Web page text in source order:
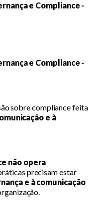
e Compliance -
e Compliance -
sobre compliance feita
e à
não opera
precisam estar
e à comunicação